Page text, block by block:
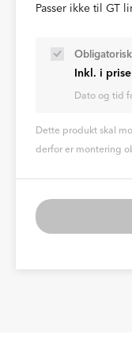
Passer ikke til GT
Inkl. i
Dato og tid
Dette produkt skal
derfor er montering